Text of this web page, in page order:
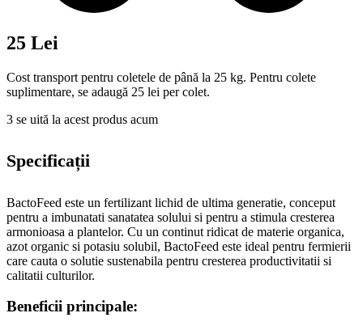
25 Lei
Cost transport pentru coletele de până la 25 kg. Pentru colete
suplimentare, se adaugă 25 lei per colet.
3 se uită la acest produs acum
Specificații
BactoFeed este un fertilizant lichid de ultima generatie, conceput
pentru a imbunatati sanatatea solului si pentru a stimula cresterea
armonioasa a plantelor. Cu un continut ridicat de materie organica,
azot organic si potasiu solubil, BactoFeed este ideal pentru fermierii
care cauta o solutie sustenabila pentru cresterea productivitatii si
calitatii culturilor.
Beneficii principale: